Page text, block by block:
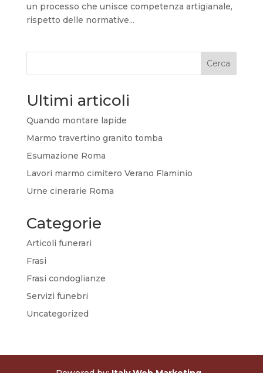
un processo che unisce competenza artigianale,
rispetto delle normative...
Cerca
Ultimi articoli
Quando montare lapide
Marmo travertino granito tomba
Esumazione Roma
Lavori marmo cimitero Verano Flaminio
Urne cinerarie Roma
Categorie
Articoli funerari
Frasi
Frasi condoglianze
Servizi funebri
Uncategorized